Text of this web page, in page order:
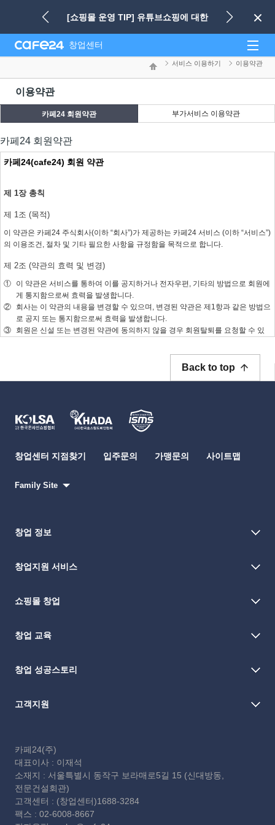
[쇼핑몰 운영 TIP] 유튜브쇼핑에 대한
창업센터
이용약관
서비스 이용하기 이용약관
카페24 회원약관 부가서비스 이용약관
카페24 회원약관
창업센터 지점찾기 입주문의 가맹문의 사이트맵
Family Site
창업 정보
창업지원 서비스
쇼핑몰 창업
창업 교육
창업 성공스토리
고객지원
카페24(주)
대표이사 : 이재석
소재지 : 서울특별시 동작구 보라매로5길 15 (신대방동,
전문건설회관)
고객센터 : (창업센터)1688-3284
팩스 : 02-6008-8667
Back to top